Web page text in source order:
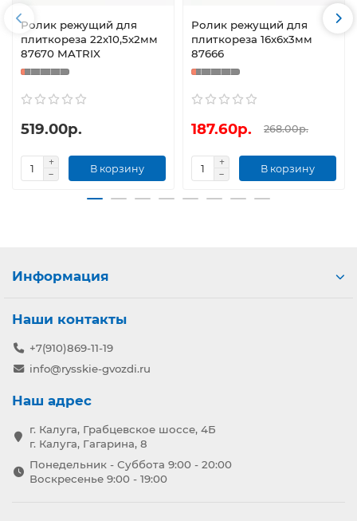
Ролик режущий для
плиткореза 22х10,5х2мм
87670 MATRIX
519.00р.
В корзину
Ролик режущий для
плиткореза 16х6х3мм
87666
187.60р. 268.00р.
В корзину
Информация
Наши контакты
+7(910)869-11-19
info@rysskie-gvozdi.ru
Наш адрес
г. Калуга, Грабцевское шоссе, 4Б
г. Калуга, Гагарина, 8
Понедельник - Суббота 9:00 - 20:00
Воскресенье 9:00 - 19:00